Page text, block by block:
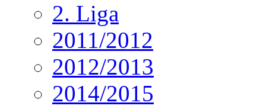
2. Liga
2011/2012
2012/2013
2014/2015